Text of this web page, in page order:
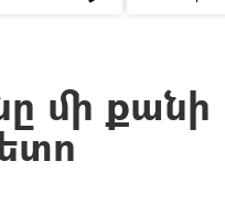
մի քանի